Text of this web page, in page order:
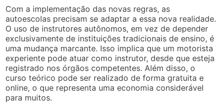
Com a implementação das novas regras, as
autoescolas precisam se adaptar a essa nova realidade.
O uso de instrutores autônomos, em vez de depender
exclusivamente de instituições tradicionais de ensino, é
uma mudança marcante. Isso implica que um motorista
experiente pode atuar como instrutor, desde que esteja
registrado nos órgãos competentes. Além disso, o
curso teórico pode ser realizado de forma gratuita e
online, o que representa uma economia considerável
para muitos.